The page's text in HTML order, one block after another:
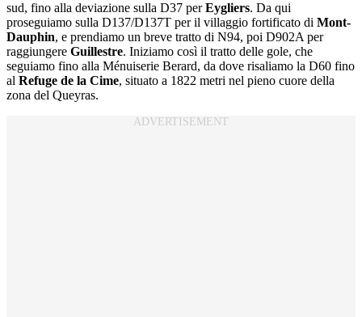
sud, fino alla deviazione sulla D37 perEygliers. Da qui
proseguiamo sulla D137/D137T per il villaggio fortificato di Mont-
Dauphin, e prendiamo un breve tratto di N94, poi D902A per
raggiungere Guillestre. Iniziamo così il tratto delle gole, che
seguiamo fino alla Ménuiserie Berard, da dove risaliamo la D60 fino
al Refuge de la Cime, situato a 1822 metri nel pieno cuore della
zona del Queyras.